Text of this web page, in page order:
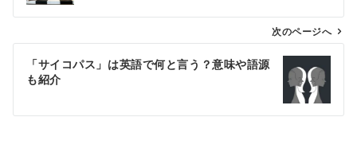
ビ
ン
次のページへ
「サイコパス」は英語で何と言う？意味や語源
も紹介